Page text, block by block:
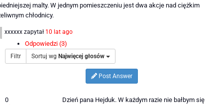
malty. W jednym pomieszczeniu jest dwa akcje nad ciężkim
chłodnicy.
xxxxxx zapytał 10 lat ago
Odpowiedzi (3)
Filtr Sortuj wg Najwięcej głosów
Post Answer
0
Dzień pana Hejduk. W każdym razie nie bałbym się